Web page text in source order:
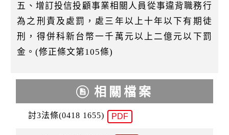
五、增訂投信投顧事業相關人員從事違背職務行
為之刑責及處罰，處三年以上十年以下有期徒
刑，得併科新台幣一千萬元以上二億元以下罰
金。(修正條文第105條)
相關檔案
討3法條(0418 1655) PDF